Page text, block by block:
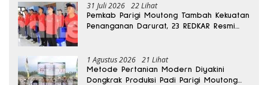
31 Juli 2026 22 Lihat
Pemkab Parigi Moutong Tambah Kekuatan
Penanganan Darurat, 23 REDKAR Resmi
1 Agustus 2026 21 Lihat
Metode Pertanian Modern Diyakini
Dongkrak Produksi Padi Parigi Moutong